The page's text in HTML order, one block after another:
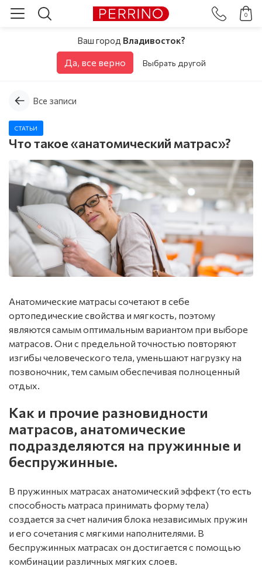
0
Ваш город Владивосток?
Да, все верно Выбрать другой
Все записи
СТАТЬИ
Что такое «анатомический матрас»?
Анатомические матрасы сочетают в себе
ортопедические свойства и мягкость, поэтому
являются самым оптимальным вариантом при выборе
матрасов. Они с предельной точностью повторяют
изгибы человеческого тела, уменьшают нагрузку на
позвоночник, тем самым обеспечивая полноценный
отдых.
Как и прочие разновидности
матрасов, анатомические
подразделяются на пружинные и
беспружинные.
В пружинных матрасах анатомический эффект (то есть
способность матраса принимать форму тела)
создается за счет наличия блока независимых пружин
и его сочетания с мягкими наполнителями. В
беспружинных матрасах он достигается с помощью
комбинации различных мягких слоев.